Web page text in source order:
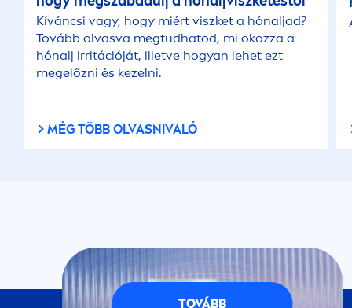
Kíváncsi vagy, hogy miért viszket a hónaljad?
Tovább olvasva megtudhatod, mi okozza a
hónalj irritációját, illetve hogyan lehet ezt
megelőzni és kezelni.
MÉG TÖBB OLVASNIVALÓ
TOVÁBB